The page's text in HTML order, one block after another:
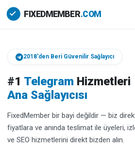
2018'den Beri Güvenilir Sağlayıcı
#1 Telegram Hizmetleri
Ana Sağlayıcısı
FixedMember bir bayi değildir — biz
fiyatlara ve anında teslimat ile üyeleri,
ve SEO hizmetlerini direkt bizden alın.